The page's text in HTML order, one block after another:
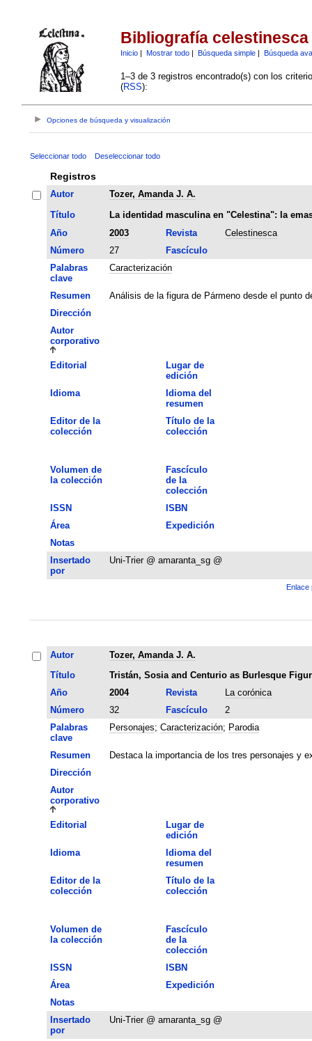
Bibliografía celestinesca
Inicio| Mostrar todo| Búsqueda simple| Búsqueda
1–3 de 3 registros encontrado(s) con los
(RSS):
Opciones de búsqueda y visualización
Seleccionar todo Deseleccionar todo
Registros
Autor
Tozer, Amanda J. A.
Título
La identidad masculina en "Celestina": la
Año
2003 Revista
Celestinesca
Número
27
Fascículo
Palabras
clave
Caracterización
Resumen
Análisis de la figura de Pármeno desde el punto
Dirección
Autor
corporativo
Editorial
Lugar de
edición
Idioma
Idioma del
resumen
Editor de la
colección
Título de la
colección
Volumen de
la colección
Fascículo
de la
colección
ISSN
ISBN
Área
Expedición
Notas
Insertado
por
Uni-Trier @ amaranta_sg @
Enlace
Autor
Tozer, Amanda J. A.
Título
Tristán, Sosia and Centurio as Burlesque
Año
2004 Revista
La corónica
Número
32 Fascículo
2
Palabras
clave
Personajes; Caracterización; Parodia
Resumen
Destaca la importancia de los tres personajes y
Dirección
Autor
corporativo
Editorial
Lugar de
edición
Idioma
Idioma del
resumen
Editor de la
colección
Título de la
colección
Volumen de
la colección
Fascículo
de la
colección
ISSN
ISBN
Área
Expedición
Notas
Insertado
por
Uni-Trier @ amaranta_sg @